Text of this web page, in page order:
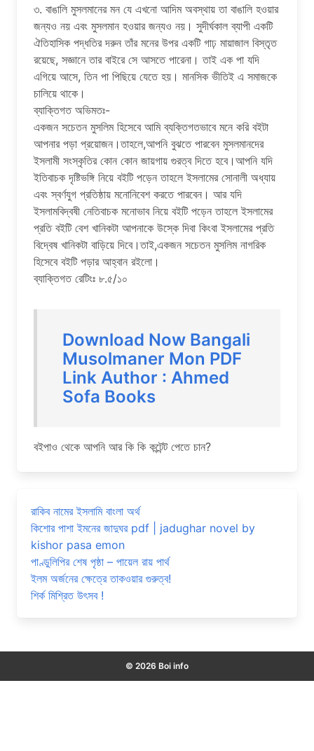
৩. বাঙালি মুসলমানের মন যে এখনো আদিম অবস্থায় তা বাঙালি হওয়ার
জন্যও নয় এবং মুসলমান হওয়ার জন্যও নয়। সুদীর্ঘকাল ব্যাপী একটি
ঐতিহাসিক পদ্ধতির দরুন তাঁর মনের উপর একটি গাঢ় মায়াজাল বিস্তৃত
রয়েছে, সজ্ঞানে তার বাইরে সে আসতে পারেনা। তাই এক পা যদি
এগিয়ে আসে, তিন পা পিছিয়ে যেতে হয়। মানসিক ভীতিই এ সমাজকে
চালিয়ে থাকে।
ব্যাক্তিগত অভিমতঃ-
একজন সচেতন মুসলিম হিসেবে আমি ব্যক্তিগতভাবে মনে করি বইটা
আপনার পড়া প্রয়োজন।তাহলে,আপনি বুঝতে পারবেন মুসলমানদের
ইসলামী সংস্কৃতির কোন কোন জায়গায় গুরত্ব দিতে হবে।আপনি যদি
ইতিবাচক দৃষ্টিভঙ্গি নিয়ে বইটি পড়েন তাহলে ইসলামের সোনালী অধ্যায়
এবং স্বর্ণযুগ প্রতিষ্ঠায় মনোনিবেশ করতে পারবেন। আর যদি
ইসলামবিদ্বষী নেতিবাচক মনোভাব নিয়ে বইটি পড়েন তাহলে ইসলামের
প্রতি বইটি বেশ খানিকটা আপনাকে উস্কে দিবা কিংবা ইসলামের প্রতি
বিদ্বেষ খানিকটা বাড়িয়ে দিবে।তাই,একজন সচেতন মুসলিম নাগরিক
হিসেবে বইটি পড়ার আহ্বান রইলো।
ব্যাক্তিগত রেটিংঃ ৮.৫/১০
Download Now Bangali
Musolmaner Mon PDF
Link Author : Ahmed
Sofa Books
বইপাও থেকে আপনি আর কি কি কন্টেন্ট পেতে চান?
রাকিব নামের ইসলামি বাংলা অর্থ
কিশোর পাশা ইমনের জাদুঘর pdf | jadughar novel by
kishor pasa emon
পাণ্ডুলিপির শেষ পৃষ্ঠা – পায়েল রায় পার্থ
ইলম অর্জনের ক্ষেত্রে তাকওয়ার গুরুত্ব!
শির্ক মিশ্রিত উৎসব !
© 2026 Boi info